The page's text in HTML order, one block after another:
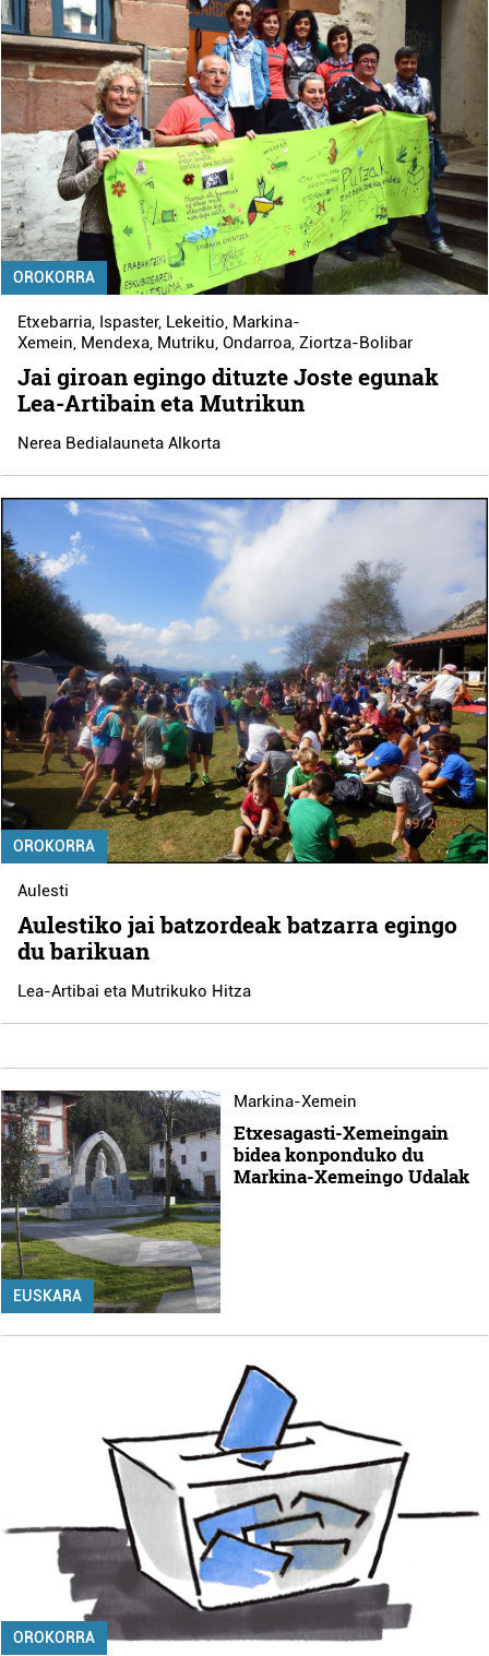
OROKORRA
Etxebarria, Ispaster, Lekeitio, Markina-
Xemein, Mendexa, Mutriku,Ondarroa,Ziortza-Bolibar
Jai giroan egingo dituzte Joste egunak
Lea-Artibain eta Mutrikun
Nerea Bedialauneta Alkorta
OROKORRA
Aulesti
Aulestiko jai batzordeak batzarra egingo
du barikuan
Lea-Artibai eta Mutrikuko Hitza
EUSKARA
Markina-Xemein
Etxesagasti-Xemeingain
bidea konponduko du
Markina-Xemeingo Udalak
OROKORRA